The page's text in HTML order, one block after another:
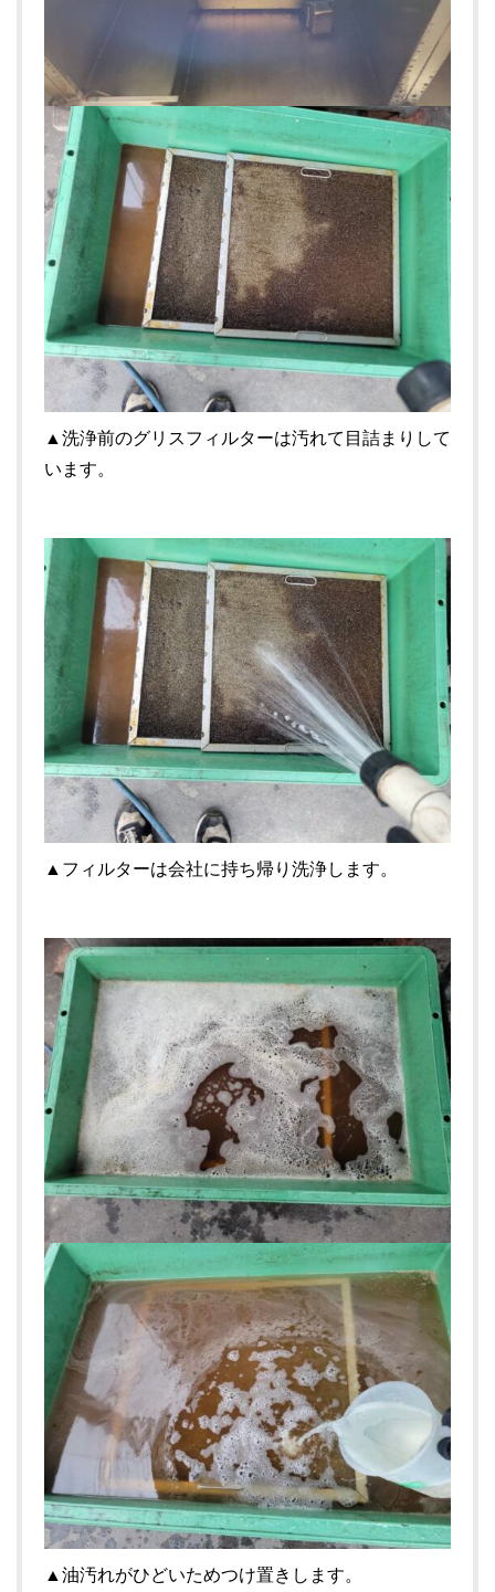
▲洗浄前のグリスフィルターは汚れて目詰まりして
います。
▲フィルターは会社に持ち帰り洗浄します。
▲油汚れがひどいためつけ置きします。